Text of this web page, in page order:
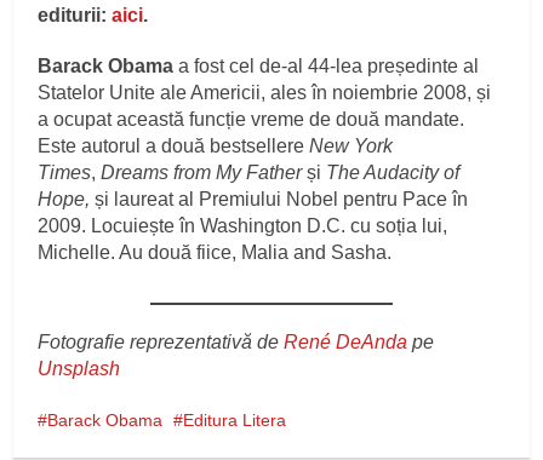
editurii:aici.
Barack Obama a fost cel de-al 44-lea președinte al
Statelor Unite ale Americii, ales în noiembrie 2008, și
a ocupat această funcție vreme de două mandate.
Este autorul a două bestsellereNew York
Times,Dreams from My Fatherși The Audacity of
Hope,și laureat al Premiului Nobel pentru Pace în
2009. Locuiește în Washington D.C. cu soția lui,
Michelle. Au două fiice, Malia and Sasha.
Fotografie reprezentativă deRené DeAnda pe
Unsplash
Barack Obama Editura Litera